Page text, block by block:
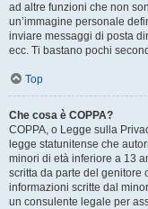
ad altre funzioni che non
un’immagine personale
inviare messaggi di posta
ecc. Ti bastano pochi
Top
Che cosa è COPPA?
COPPA, o Legge sulla
legge statunitense che
minori di età inferiore a 13
scritta da parte del genitore
informazioni scritte dal
un consulente legale per